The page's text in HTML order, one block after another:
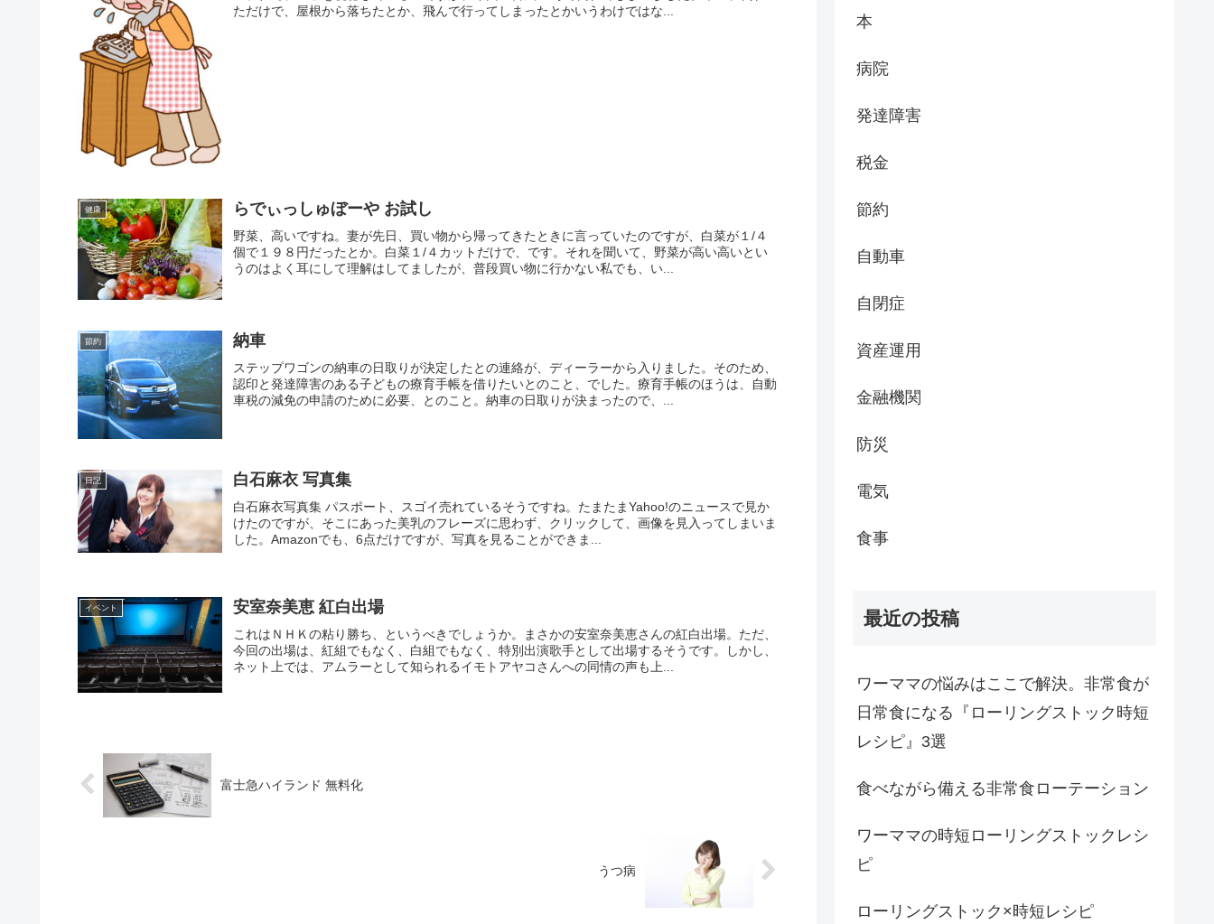
ただけで、屋根から落ちたとか、飛んで行ってしまったとかいうわけではな...
健康 らでぃっしゅぼーや お試し
野菜、高いですね。妻が先日、買い物から帰ってきたときに言っていたのですが、白菜が１/４
個で１９８円だったとか。白菜１/４カットだけで、です。それを聞いて、野菜が高い高いとい
うのはよく耳にして理解はしてましたが、普段買い物に行かない私でも、い...
節約 納車
ステップワゴンの納車の日取りが決定したとの連絡が、ディーラーから入りました。そのため、
認印と発達障害のある子どもの療育手帳を借りたいとのこと、でした。療育手帳のほうは、自動
車税の減免の申請のために必要、とのこと。納車の日取りが決まったので、...
日記 白石麻衣 写真集
白石麻衣写真集 パスポート、スゴイ売れているそうですね。たまたまYahoo!のニュースで見か
けたのですが、そこにあった美乳のフレーズに思わず、クリックして、画像を見入ってしまいま
した。Amazonでも、6点だけですが、写真を見ることができま...
イベント 安室奈美恵 紅白出場
これはＮＨＫの粘り勝ち、というべきでしょうか。まさかの安室奈美恵さんの紅白出場。ただ、
今回の出場は、紅組でもなく、白組でもなく、特別出演歌手として出場するそうです。しかし、
ネット上では、アムラーとして知られるイモトアヤコさんへの同情の声も上...
富士急ハイランド 無料化
うつ病
本
病院
発達障害
税金
節約
自動車
自閉症
資産運用
金融機関
防災
電気
食事
最近の投稿
ワーママの悩みはここで解決。非常食が
日常食になる『ローリングストック時短
レシピ』3選
食べながら備える非常食ローテーション
ワーママの時短ローリングストックレシ
ピ
ローリングストック×時短レシピ